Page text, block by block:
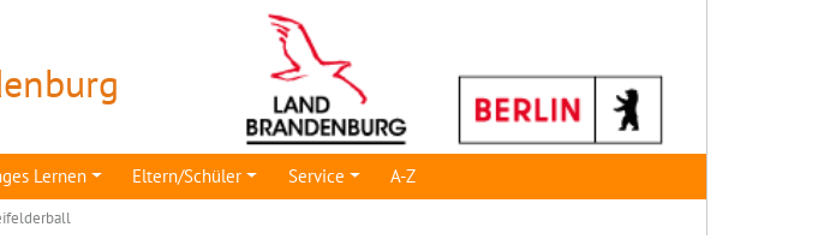
Lernen Eltern/Schüler Service A-Z